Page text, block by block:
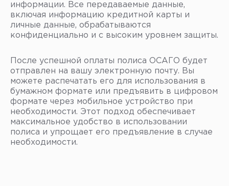
информации. Все передаваемые данные,
включая информацию кредитной карты и
личные данные, обрабатываются
конфиденциально и с высоким уровнем защиты.
После успешной оплаты полиса ОСАГО будет
отправлен на вашу электронную почту. Вы
можете распечатать его для использования в
бумажном формате или предъявить в цифровом
формате через мобильное устройство при
необходимости. Этот подход обеспечивает
максимальное удобство в использовании
полиса и упрощает его предъявление в случае
необходимости.